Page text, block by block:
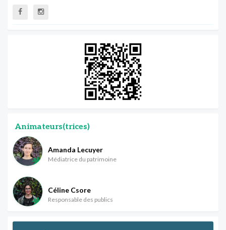
Animateurs(trices)
Amanda Lecuyer
Médiatrice du patrimoine
Céline Csore
Responsable des publics